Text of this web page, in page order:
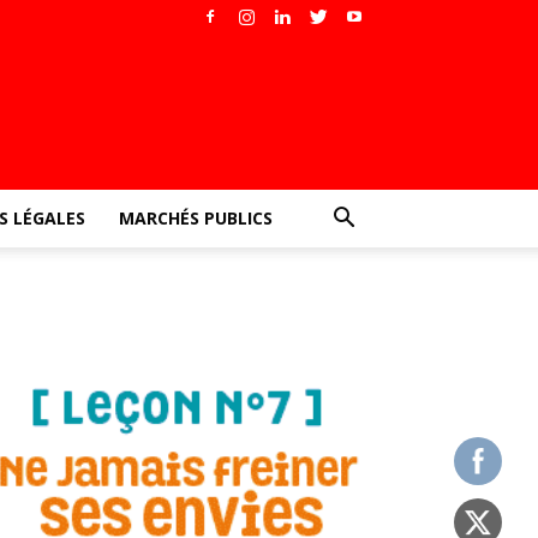
LÉGALES MARCHÉS PUBLICS